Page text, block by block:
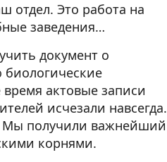
отдел. Это работа на
заведения…
документ о
актовые записи
исчезали навсегда.
Мы получили важнейший
корнями.